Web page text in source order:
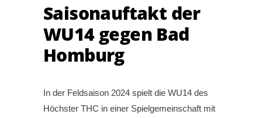
Saisonauftakt der
WU14 gegen Bad
Homburg
In der Feldsaison 2024 spielt die WU14 des
Höchster THC in einer Spielgemeinschaft mit